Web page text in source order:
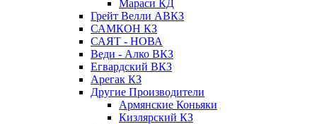
Мараси КД
Грейт Велли АВКЗ
САМКОН КЗ
САЯТ - НОВА
Веди - Алко ВКЗ
Егвардский ВКЗ
Арегак КЗ
Другие Производители
Армянские Коньяки
Кизлярский КЗ